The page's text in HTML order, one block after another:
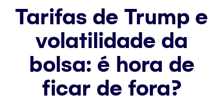
Tarifas de Trump e
volatilidade da
bolsa: é hora de
ficar de fora?